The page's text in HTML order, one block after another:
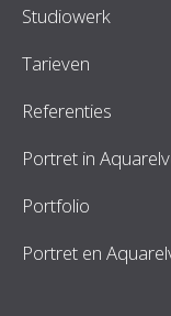
Studiowerk
Tarieven
Referenties
Portret in
Portfolio
Portret en